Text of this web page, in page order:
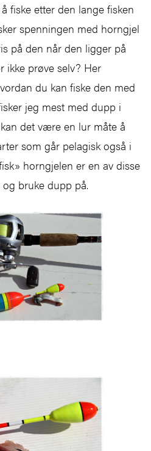
fiske etter den lange fisken
spenningen med horngjel
på den når den ligger på
ikke prøve selv? Her
du kan fiske den med
jeg mest med dupp i
det være en lur måte å
som går pelagisk også i
horngjelen er en av disse
bruke dupp på.